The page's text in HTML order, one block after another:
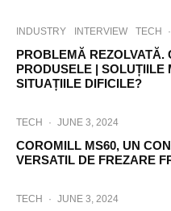
INDUSTRY INTERVIEW TECH ·
PROBLEMĂ REZOLVATĂ.
PRODUSELE | SOLUȚIILE
SITUAȚIILE DIFICILE?
TECH · JUNE 3, 2024
COROMILL MS60, UN
VERSATIL DE FREZARE
TECH · JUNE 3, 2024